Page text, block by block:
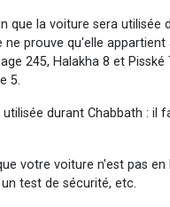
que la voiture sera utilisée
ne prouve qu'elle
245, Halakha 8 et
5.
durant Chabbath : il
votre voiture n'est pas
test de sécurité, etc.